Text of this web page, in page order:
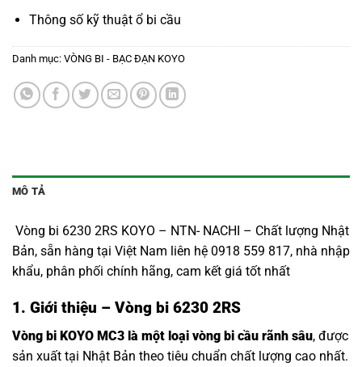
Thông số kỹ thuậtổ bi cầu
Danh mục: VÒNG BI - BẠC ĐẠN KOYO
MÔ TẢ
Vòng bi 6230 2RS KOYO – NTN- NACHI – Chất lượng Nhật
Bản, sẵn hàng tại Việt Nam liên hệ 0918 559 817, nhà nhập
khẩu, phân phối chính hãng, cam kết giá tốt nhất
1. Giới thiệu – Vòng bi 6230 2RS
Vòng bi KOYO MC3 là một loại vòng bi cầu rãnh sâu, được
sản xuất tại Nhật Bản theo tiêu chuẩn chất lượng cao nhất.